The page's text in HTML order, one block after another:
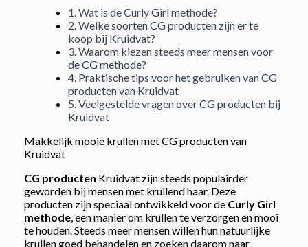
1. Wat is de Curly Girl methode?
2. Welke soorten CG producten zijn er te
koop bij Kruidvat?
3. Waarom kiezen steeds meer mensen voor
de CG methode?
4. Praktische tips voor het gebruiken van CG
producten van Kruidvat
5. Veelgestelde vragen over CG producten bij
Kruidvat
Makkelijk mooie krullen met CG producten van
Kruidvat
CG producten Kruidvat zijn steeds populairder
geworden bij mensen met krullend haar. Deze
producten zijn speciaal ontwikkeld voor de Curly Girl
methode, een manier om krullen te verzorgen en mooi
te houden. Steeds meer mensen willen hun natuurlijke
krullen goed behandelen en zoeken daarom naar